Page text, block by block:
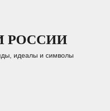
РОССИИ
идеалы и символы